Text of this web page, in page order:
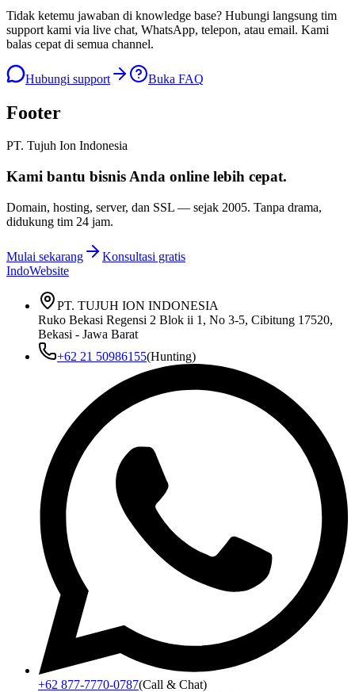
Tidak ketemu jawaban di knowledge base? Hubungi langsung tim
support kami via live chat, WhatsApp, telepon, atau email. Kami
balas cepat di semua channel.
Hubungi support Buka FAQ
Footer
PT. Tujuh Ion Indonesia
Kami bantu bisnis Anda online lebih cepat.
Domain, hosting, server, dan SSL — sejak 2005. Tanpa drama,
didukung tim 24 jam.
Mulai sekarang
Konsultasi gratis
IndoWebsite
PT. TUJUH ION INDONESIA
Ruko Bekasi Regensi 2 Blok ii 1, No 3-5, Cibitung 17520,
Bekasi - Jawa Barat
+62 21 50986155(Hunting)
+62 877-7770-0787(Call & Chat)